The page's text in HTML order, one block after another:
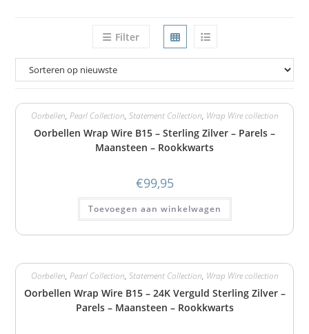
Filter
Oorbellen, Pearl Collection, Statement Collection, Wrap Wire collection
Oorbellen Wrap Wire B15 – Sterling Zilver – Parels –
Maansteen – Rookkwarts
€99,95
Toevoegen aan winkelwagen
Oorbellen, Pearl Collection, Statement Collection, Wrap Wire collection
Oorbellen Wrap Wire B15 – 24K Verguld Sterling Zilver –
Parels – Maansteen – Rookkwarts